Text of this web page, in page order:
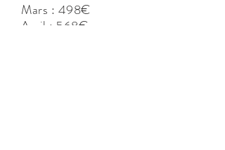
Mars : 498€
Avril : 568€